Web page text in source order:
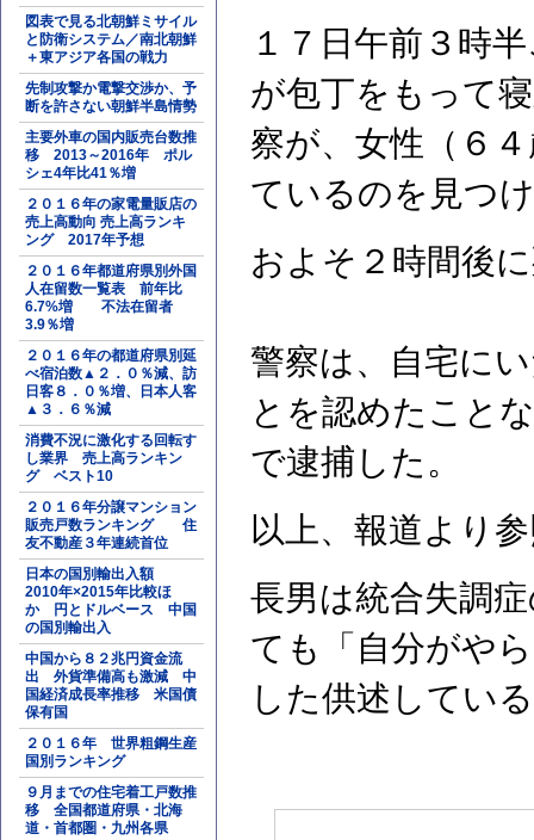
図表で見る北朝鮮ミサイル
と防衛システム／南北朝鮮
＋東アジア各国の戦力
先制攻撃か電撃交渉か、予
断を許さない朝鮮半島情勢
主要外車の国内販売台数推
移 2013～2016年 ポル
シェ4年比41％増
２０１６年の家電量販店の
売上高動向 売上高ランキ
ング 2017年予想
２０１６年都道府県別外国
人在留数一覧表 前年比
6.7%増 不法在留者
3.9％増
２０１６年の都道府県別延
べ宿泊数▲２．０％減、訪
日客８．０％増、日本人客
▲３．６％減
消費不況に激化する回転す
し業界 売上高ランキン
グ ベスト10
２０１６年分譲マンション
販売戸数ランキング 住
友不動産３年連続首位
日本の国別輸出入額
2010年×2015年比較ほ
か 円とドルベース 中国
の国別輸出入
中国から８２兆円資金流
出 外貨準備高も激減 中
国経済成長率推移 米国債
保有国
２０１６年 世界粗鋼生産
国別ランキング
９月までの住宅着工戸数推
移 全国都道府県・北海
道・首都圏・九州各県
１７日午前３時
が包丁をもって
察が、女性（６
ているのを見つ
およそ２時間後
警察は、自宅に
とを認めたこと
で逮捕した。
以上、報道より
長男は統合失調
ても「自分がや
した供述してい